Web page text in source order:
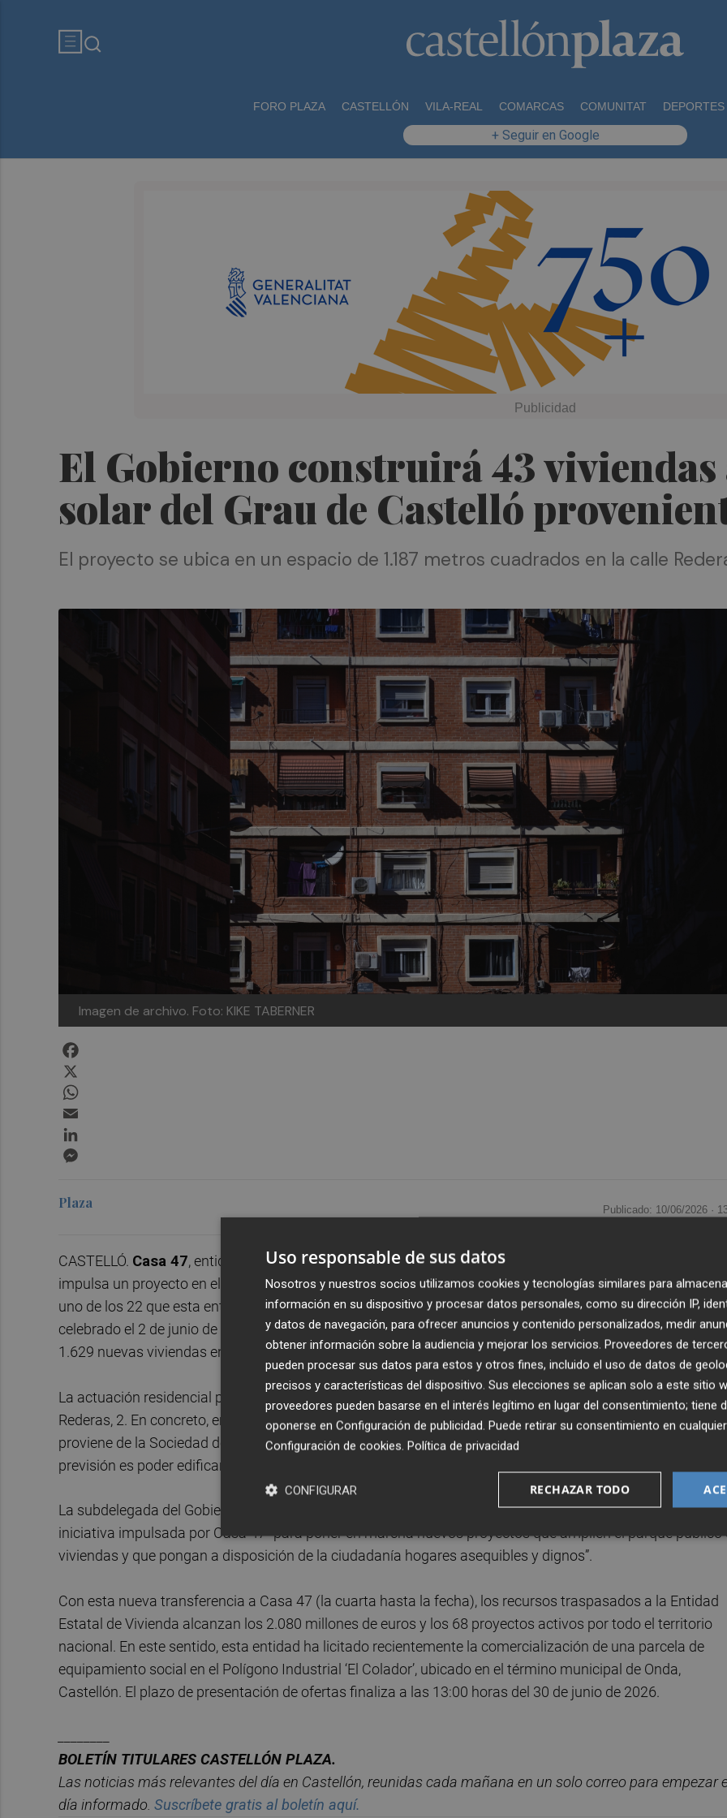
FORO PLAZA CASTELLÓN VILA-REAL COMARCAS COMUNITAT DEPORTES
+ Seguir en Google
El Gobierno construirá 43 viviendas
solar del Grau de Castelló
El proyecto se ubica en un espacio de 1.187 metros cuadrados en la calle
Imagen de archivo. Foto: KIKE TABERNER
Plaza Publicado: 10/06/2026 ·
CASTELLÓ. Casa 47, entidad estatal de vivienda, adscrita alMinisterio de Vivienda y Agenda Urbana
impulsa un proyecto en el
Grau de Castellópara la construcción de 43 viviendas asequibles. El proyecto
uno de los 22 que esta entidad prevé poner en marcha tras la aprobación en el Consejo de Ministros
celebrado el 2 de junio de la autorización para transferir 260 millones a Casa 47 con los que prevé edificar
1.629 nuevas viviendas en 22 municipios del territorio nacional.
La actuación residencial prevista en la capital de La Plana se llevará a cabo en un solar ubicado en la calle
Rederas, 2. En concreto, en un solar de 1.187 metros cuadrados de suelo urbano consolidado residencial
proviene de la Sociedad de Gestión de Activos procedentes de la Reestructuración Bancaria (Sareb). La
previsión es poder edificar hasta 43 viviendas asequibles en este proyecto.
La subdelegada del Gobierno en Castellón,
, ha valorado la importancia de esta
iniciativa impulsada por Casa 47 “para poner en marcha nuevos proyectos que amplíen el parque público
viviendas y que pongan a disposición de la ciudadanía hogares asequibles y dignos”.
Con esta nueva transferencia a Casa 47 (la cuarta hasta la fecha), los recursos traspasados a la Entidad
Estatal de Vivienda alcanzan los 2.080 millones de euros y los 68 proyectos activos por todo el territorio
nacional. En este sentido, esta entidad ha licitado recientemente la comercialización de una parcela de
equipamiento social en el Polígono Industrial ‘El Colador’, ubicado en el término municipal de Onda,
Castellón. El plazo de presentación de ofertas finaliza a las 13:00 horas del 30 de junio de 2026.
BOLETÍN TITULARES CASTELLÓN PLAZA.
Las noticias más relevantes del día en Castellón, reunidas cada mañana en un solo correo para empezar
día informado. Suscríbete gratis al boletín aquí.
Uso responsable de sus datos
Nosotros y nuestros socios utilizamos cookies y tecnologías similares para
información en su dispositivo y procesar datos personales, como su dirección IP,
y datos de navegación, para ofrecer anuncios y contenido personalizados, medir
obtener información sobre la audiencia y mejorar los servicios. Proveedores de
pueden procesar sus datos para estos y otros fines, incluido el uso de datos de
precisos y características del dispositivo. Sus elecciones se aplican solo a este sitio
proveedores pueden basarse en el interés legítimo en lugar del consentimiento; tiene
oponerse en Configuración de publicidad. Puede retirar su consentimiento en
Configuración de cookies. Política de privacidad
RECHAZAR TODO
CONFIGURAR